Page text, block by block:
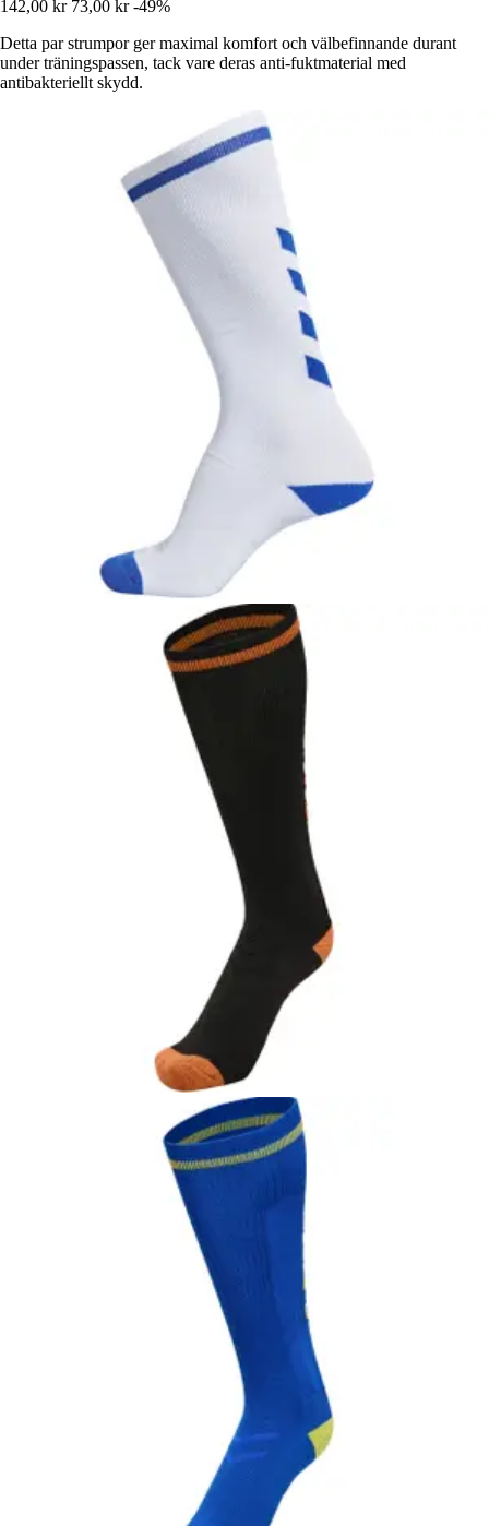
142,00 kr 73,00 kr -49%
Detta par strumpor ger maximal komfort och välbefinnande durant
under träningspassen, tack vare deras anti-fuktmaterial med
antibakteriellt skydd.